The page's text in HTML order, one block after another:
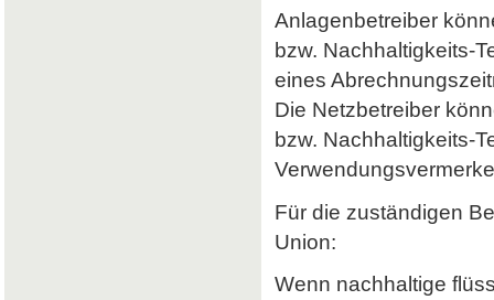
Anlagenbetreiber
bzw. Nachhaltigkeits-
eines
Die Netzbetreiber
bzw. Nachhaltigkeits-
Für die zuständigen
Union:
Wenn nachhaltige